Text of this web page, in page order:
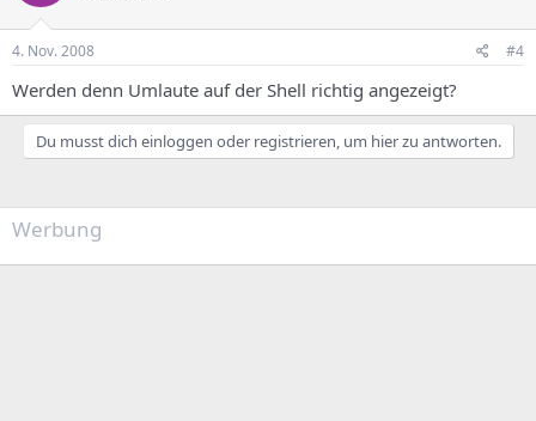
4. Nov. 2008 #4
Werden denn Umlaute auf der Shell richtig angezeigt?
Du musst dich einloggen oder registrieren, um hier zu antworten.
Werbung